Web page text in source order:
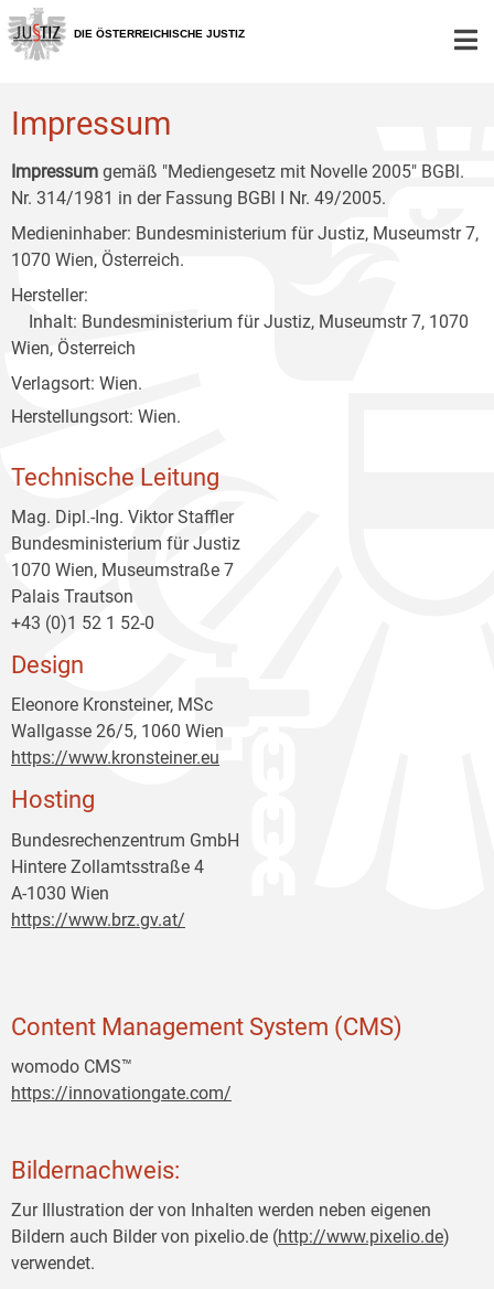
Zur
Hauptnavigation
[1]
Zum
Inhalt
[2]
Zum
Untermenü
[3]
DIE ÖSTERREICHISCHE JUSTIZ
Impressum
Impressum gemäß "Mediengesetz mit Novelle 2005" BGBl.
Nr. 314/1981 in der Fassung BGBl I Nr. 49/2005.
Medieninhaber: Bundesministerium für Justiz, Museumstr 7,
1070 Wien, Österreich.
Hersteller:
Inhalt: Bundesministerium für Justiz, Museumstr 7, 1070
Wien, Österreich
Verlagsort: Wien.
Herstellungsort: Wien.
Technische Leitung
Mag. Dipl.-Ing. Viktor Staffler
Bundesministerium für Justiz
1070 Wien, Museumstraße 7
Palais Trautson
+43 (0)1 52 1 52-0
Design
Eleonore Kronsteiner, MSc
Wallgasse 26/5, 1060 Wien
https://www.kronsteiner.eu
Hosting
Bundesrechenzentrum GmbH
Hintere Zollamtsstraße 4
A-1030 Wien
https://www.brz.gv.at/
Content Management System (CMS)
womodo CMS™
https://innovationgate.com/
Bildernachweis:
Zur Illustration der von Inhalten werden neben eigenen
Bildern auch Bilder von pixelio.de (http://www.pixelio.de)
verwendet.